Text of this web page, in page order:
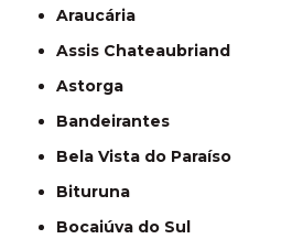
Araucária
Assis Chateaubriand
Astorga
Bandeirantes
Bela Vista do Paraíso
Bituruna
Bocaiúva do Sul